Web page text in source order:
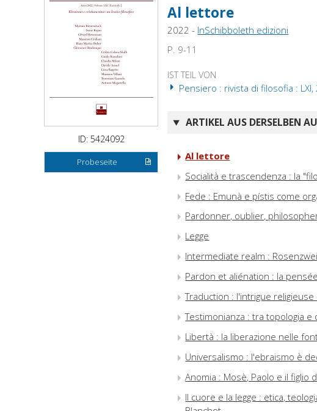
ID: 5424092
Probeseite
Al lettore
2022 - InSchibboleth edizioni
P. 9-11
IST TEIL VON
Pensiero : rivista di filosofia : LXI,
ARTIKEL AUS DERSELBEN
Al lettore
Socialità e trascendenza : la
Fede : Emunà e pístis come
Pardonner, oublier,
Legge
Intermediate realm :
Pardon et aliénation : la
Traduction : l'intrigue
Testimonianza : tra topologia e
Libertà : la liberazione nelle
Universalismo : l'ebraismo è
Anomia : Mosè, Paolo e il figlio
Il cuore e la legge : etica,